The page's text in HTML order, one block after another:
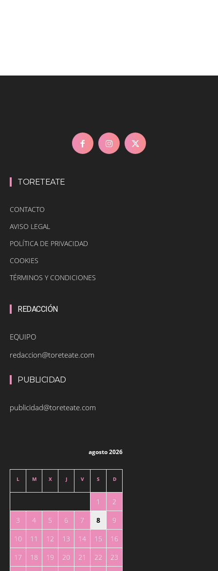
TORETEATE
CONTACTO
AVISO LEGAL
POLÍTICA DE PRIVACIDAD
COOKIES
TÉRMINOS Y CONDICIONES
REDACCIÓN
EQUIPO
redaccion@toreteate.com
PUBLICIDAD
publicidad@toreteate.com
agosto 2026
L M X J V S D
1
2
3
4 5 6 7 8
9
10
11 12 13 14 15
16
17
18 19 20 21 22 23